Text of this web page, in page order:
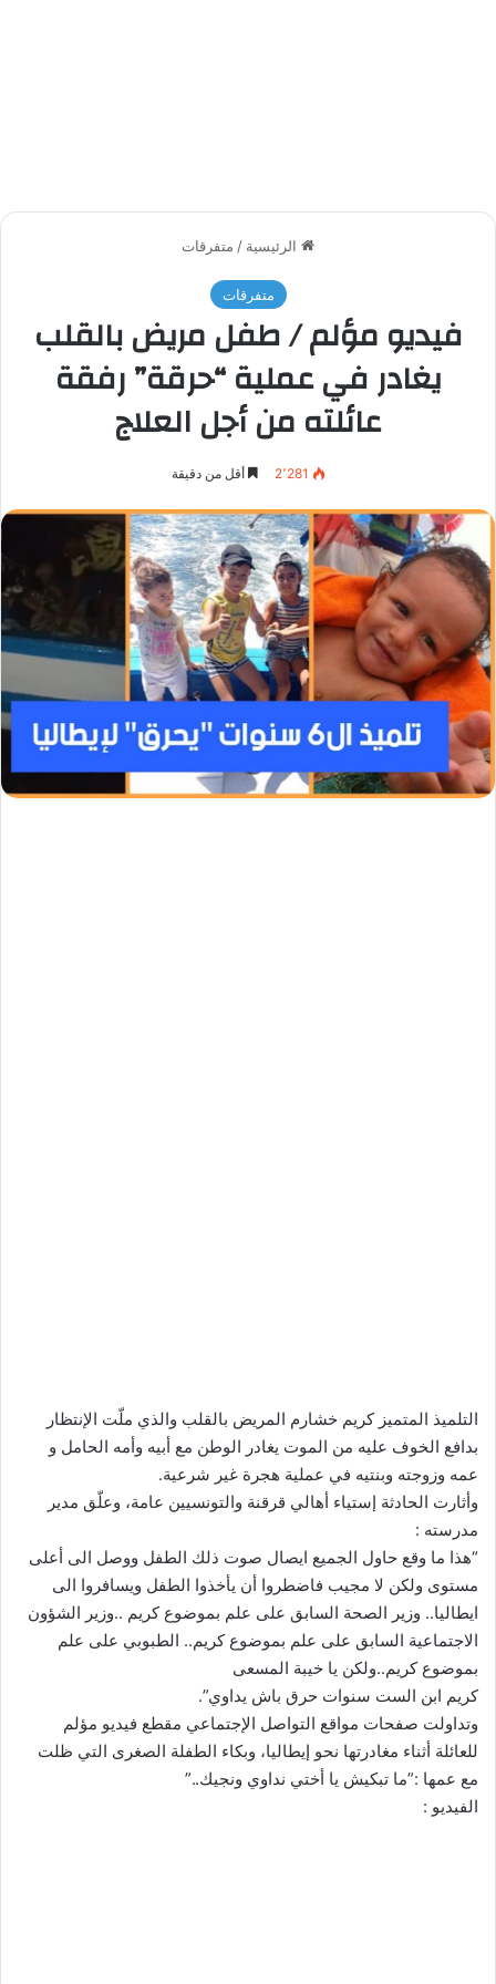
الرئيسية / متفرقات
متفرقات
فيديو مؤلم / طفل مريض بالقلب
يغادر في عملية “حرقة” رفقة
عائلته من أجل العلاج
2٬281 أقل من دقيقة
التلميذ المتميز كريم خشارم المريض بالقلب والذي ملّت الإنتظار
بدافع الخوف عليه من الموت يغادر الوطن مع أبيه وأمه الحامل و
عمه وزوجته وبنتيه في عملية هجرة غير شرعية.
وأثارت الحادثة إستياء أهالي قرقنة والتونسيين عامة، وعلّق مدير
مدرسته :
“هذا ما وقع حاول الجميع ايصال صوت ذلك الطفل ووصل الى أعلى
مستوى ولكن لا مجيب فاضطروا أن يأخذوا الطفل ويسافروا الى
ايطاليا.. وزير الصحة السابق على علم بموضوع كريم ..وزير الشؤون
الاجتماعية السابق على علم بموضوع كريم.. الطبوبي على علم
بموضوع كريم..ولكن يا خيبة المسعى
كريم ابن الست سنوات حرق باش يداوي”.
وتداولت صفحات مواقع التواصل الإجتماعي مقطع فيديو مؤلم
للعائلة أثناء مغادرتها نحو إيطاليا، وبكاء الطفلة الصغرى التي ظلت
مع عمها :”ما تبكيش يا أختي نداوي ونجيك..”
الفيديو :